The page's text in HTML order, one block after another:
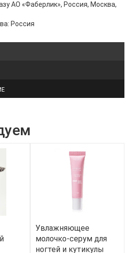
АО «Фаберлик», Россия, Москва,
Россия
Увлажняющее
молочко-серум для
ногтей и кутикулы